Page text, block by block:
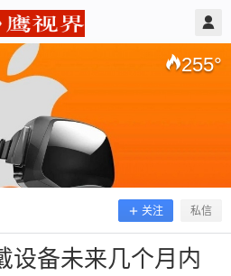
255°
关注 私信
设备未来几个月内
2021/4/02